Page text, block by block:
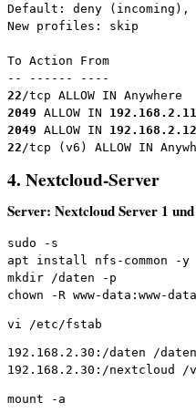
Default: deny
New profiles: skip
To Action From
22
2049 ALLOW IN 192.168.2.11
2049 ALLOW IN 192.168.2.12
22/tcp (v6) ALLOW IN
4. Nextcloud-Server
Server: Nextcloud Server 1
sudo -s
apt install nfs-common -y
mkdir /daten -p
chown -R www-data:www-
vi /etc/fstab
192.168.2.30:/daten /
192.168.2.30:/nextcloud /
mount -a